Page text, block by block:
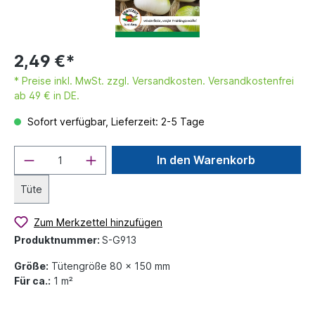
2,49 €*
* Preise inkl. MwSt. zzgl. Versandkosten. Versandkostenfrei
ab 49 € in DE.
Sofort verfügbar, Lieferzeit: 2-5 Tage
Tüte
In den Warenkorb
Zum Merkzettel hinzufügen
Produktnummer: S-G913
Größe: Tütengröße 80 x 150 mm
Für ca.: 1 m²